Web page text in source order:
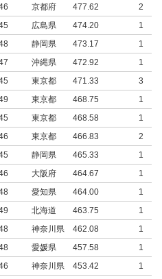
京都府 477.62
2
広島県 474.20
1
静岡県 473.17
1
沖縄県 472.92
1
東京都 471.33
3
東京都 468.75
1
東京都 468.58
1
東京都 466.83
2
静岡県 465.33
1
大阪府 464.67
1
愛知県 464.00
1
北海道 463.75
1
神奈川県 462.08
1
愛媛県 457.58
1
神奈川県 453.42
1